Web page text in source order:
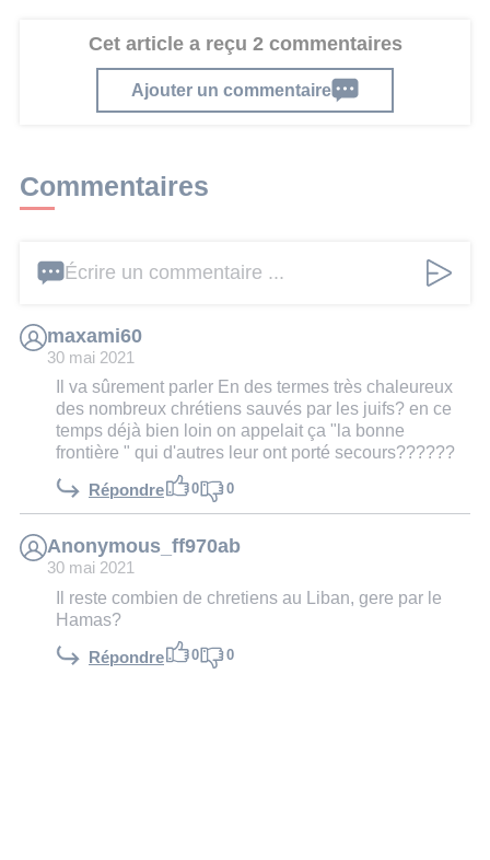
Cet article a reçu 2 commentaires
Ajouter un commentaire
Commentaires
Écrire un commentaire ...
maxami60
30 mai 2021
Il va sûrement parler En des termes très chaleureux
des nombreux chrétiens sauvés par les juifs? en ce
temps déjà bien loin on appelait ça "la bonne
frontière " qui d'autres leur ont porté secours??????
Répondre 0 0
Anonymous_ff970ab
30 mai 2021
Il reste combien de chretiens au Liban, gere par le
Hamas?
Répondre 0 0